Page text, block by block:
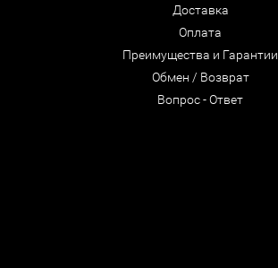
Доставка
Оплата
Преимущества и Гарантии
Обмен / Возврат
Вопрос - Ответ